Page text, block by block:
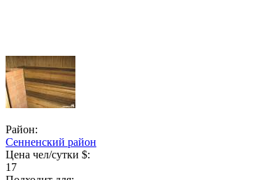
Район:
Сенненский район
Цена чел/сутки $:
17